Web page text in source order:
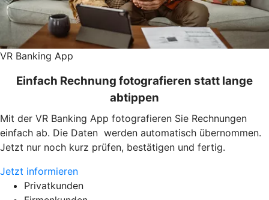
VR Banking App
Einfach Rechnung fotografieren statt lange
abtippen
Mit der VR Banking App fotografieren Sie Rechnungen
einfach ab. Die Daten werden automatisch übernommen.
Jetzt nur noch kurz prüfen, bestätigen und fertig.
Jetzt informieren
Privatkunden